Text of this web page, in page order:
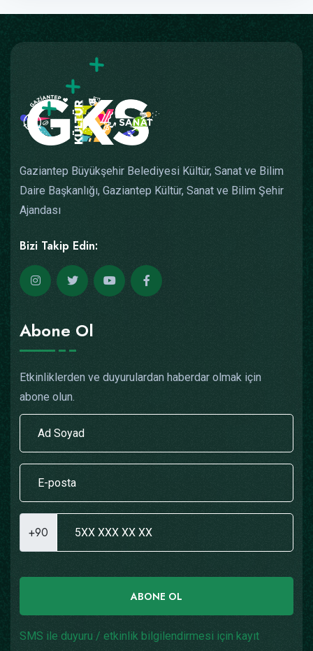
Gaziantep Büyükşehir Belediyesi Kültür, Sanat ve Bilim
Daire Başkanlığı, Gaziantep Kültür, Sanat ve Bilim Şehir
Ajandası
Bizi Takip Edin:
Abone Ol
Etkinliklerden ve duyurulardan haberdar olmak için
abone olun.
+90
ABONE OL
SMS ile duyuru / etkinlik bilgilendirmesi için kayıt